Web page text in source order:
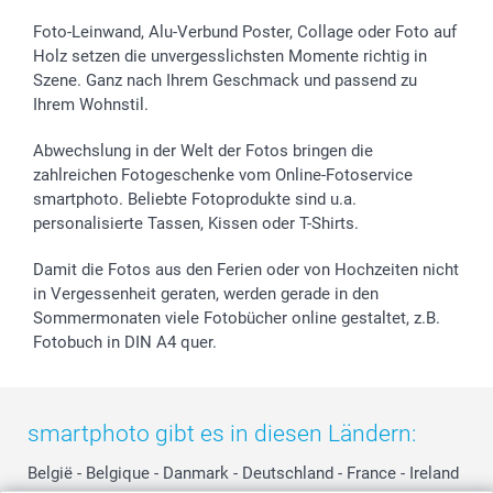
Sticker & Etiketten
Geschenk-Gutscheine (PDF)
Presse
Partnerprogramme
Investor Relations
Widerrufsrecht
Kommunion & Konfirmation
Hochzeit
Geburtstag
Zu allen Anlässen
48h Lieferung
Zahlungsmöglichkeiten
Anmelden /Registrieren
Status der Bestellung
smartfriends
smartgarantie
smartbonus
Foto-Leinwand, Alu-Verbund Poster, Collage oder Foto auf
Holz setzen die unvergesslichsten Momente richtig in
Szene. Ganz nach Ihrem Geschmack und passend zu
Ihrem Wohnstil.
Abwechslung in der Welt der Fotos bringen die
zahlreichen Fotogeschenke vom Online-Fotoservice
smartphoto. Beliebte Fotoprodukte sind u.a.
personalisierte Tassen, Kissen oder T-Shirts.
Damit die Fotos aus den Ferien oder von Hochzeiten nicht
in Vergessenheit geraten, werden gerade in den
Sommermonaten viele Fotobücher online gestaltet, z.B.
Fotobuch in DIN A4 quer.
smartphoto gibt es in diesen Ländern:
België - Belgique - Danmark - Deutschland - France - Ireland